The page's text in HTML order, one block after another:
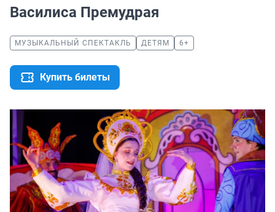
Василиса Премудрая
МУЗЫКАЛЬНЫЙ СПЕКТАКЛЬ ДЕТЯМ 6+
Купить билеты